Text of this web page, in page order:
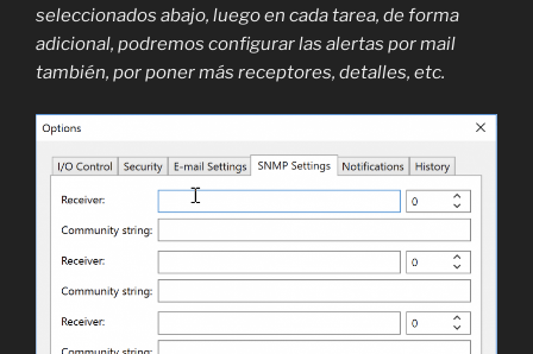
seleccionados abajo, luego en cada tarea, de forma
adicional, podremos configurar las alertas por mail
también, por poner más receptores, detalles, etc.